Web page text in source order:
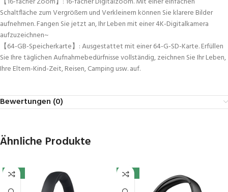
Schaltfläche zum Vergrößern und Verkleinern können Sie klarere Bilder
aufnehmen. Fangen Sie jetzt an, Ihr Leben mit einer 4K-Digitalkamera
aufzuzeichnen~
【64-GB-Speicherkarte】: Ausgestattet mit einer 64-G-SD-Karte. Erfüllen
Sie Ihre täglichen Aufnahmebedürfnisse vollständig, zeichnen Sie Ihr Leben,
Ihre Eltern-Kind-Zeit, Reisen, Camping usw. auf.
Bewertungen (0)
Ähnliche Produkte
-17% -39%